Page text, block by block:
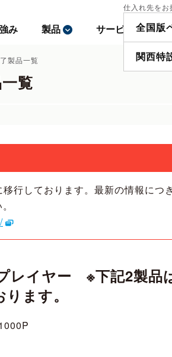
み 製品 サービス
仕入れ先をお
全国版
関西特
製品一覧
覧
み 製品 サービス
仕入れ先をお
全国版
関西特
行しております。最新の情報につ
レイヤー ※下記2製品
ます。